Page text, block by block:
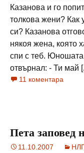
Казанова и го
толкова жени? Как
си? Казанова
някоя жена, която
спи с теб. Юношата
отвърнал: - Ти май
11 коментара
Пета заповед
11.10.2007